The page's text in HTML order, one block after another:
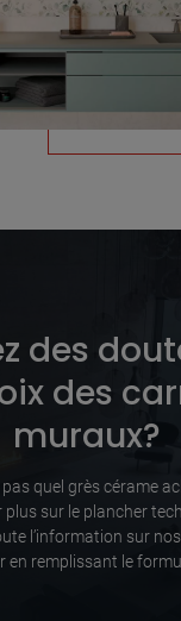
des
des
muraux?
quel grès cérame
sur le plancher
l’information sur
en remplissant le